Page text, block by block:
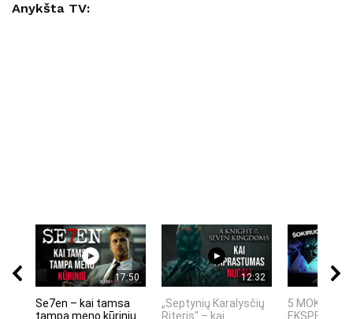
Anykšta TV:
17:50
Se7en – kai tamsa
tampa meno kūriniu
12:32
„Septynių Karalysčių
Riteris" – kai
5 MOKSLINIAI